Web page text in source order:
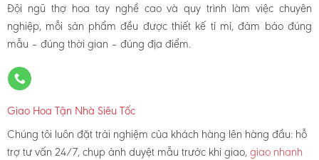
Đội ngũ thợ hoa tay nghề cao và quy trình làm việc chuyên
nghiệp, mỗi sản phẩm đều được thiết kế tỉ mỉ, đảm bảo đúng
mẫu – đúng thời gian – đúng địa điểm.
Giao Hoa Tận Nhà Siêu Tốc
Chúng tôi luôn đặt trải nghiệm của khách hàng lên hàng đầu: hỗ
trợ tư vấn 24/7, chụp ảnh duyệt mẫu trước khi giao,giao nhanh